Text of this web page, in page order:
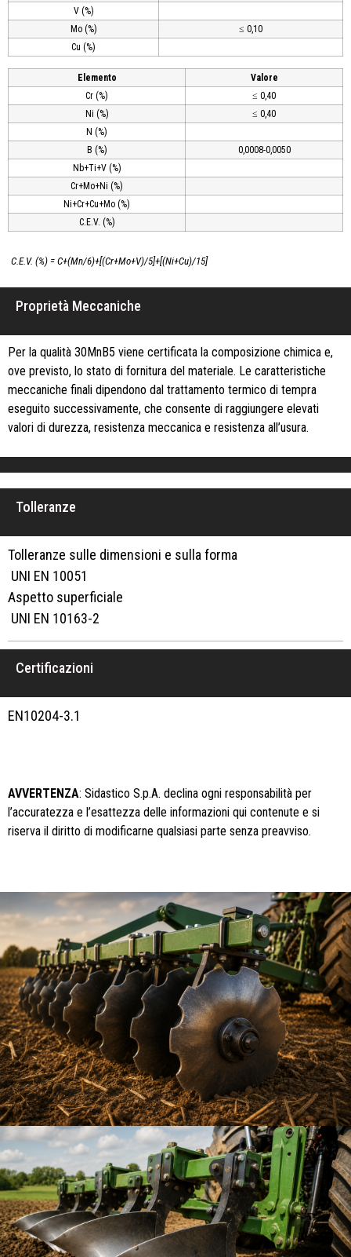
V (%)
Mo (%)
≤ 0,10
Cu (%)
Elemento
Valore
Cr (%)
≤ 0,40
Ni (%)
≤ 0,40
N (%)
B (%)
0,0008-0,0050
Nb+Ti+V (%)
Cr+Mo+Ni (%)
Ni+Cr+Cu+Mo (%)
C.E.V. (%)
C.E.V. (%) = C+(Mn/6)+[(Cr+Mo+V)/5]+[(Ni+Cu)/15]
Proprietà Meccaniche
Per la qualità 30MnB5 viene certificata la composizione chimica e,
ove previsto, lo stato di fornitura del materiale. Le caratteristiche
meccaniche finali dipendono dal trattamento termico di tempra
eseguito successivamente, che consente di raggiungere elevati
valori di durezza, resistenza meccanica e resistenza all’usura.
Tolleranze
Tolleranze sulle dimensioni e sulla forma
UNI EN 10051
Aspetto superficiale
UNI EN 10163-2
Certificazioni
EN10204-3.1
AVVERTENZA: Sidastico S.p.A. declina ogni responsabilità per
l’accuratezza e l’esattezza delle informazioni qui contenute e si
riserva il diritto di modificarne qualsiasi parte senza preavviso.